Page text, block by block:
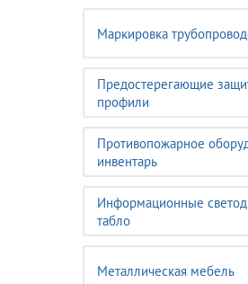
Маркировка
Предостерегающие
профили
Противопожарное
инвентарь
Информационные
табло
Металлическая мебель